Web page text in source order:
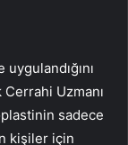
Uzmanı
sadece
kişiler için